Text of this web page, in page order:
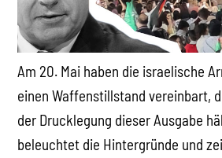
Am 20. Mai haben die israelische
einen Waffenstillstand vereinbart,
der Drucklegung dieser Ausgabe
beleuchtet die Hintergründe und